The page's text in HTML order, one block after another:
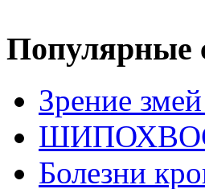
Популярные
Зрение
Болезни